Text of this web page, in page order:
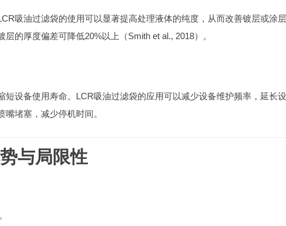
吸油过滤袋的使用可以显著提高处理液体的纯度，从而改善镀层或涂
的厚度偏差可降低20%以上（Smith et al., 2018）。
设备使用寿命。LCR吸油过滤袋的应用可以减少设备维护频率，延长
堵塞，减少停机时间。
与局限性